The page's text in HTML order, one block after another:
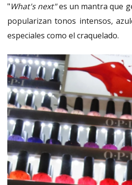
"What's next"es un mantra que
popularizan tonos intensos,
especiales como el craquelado.